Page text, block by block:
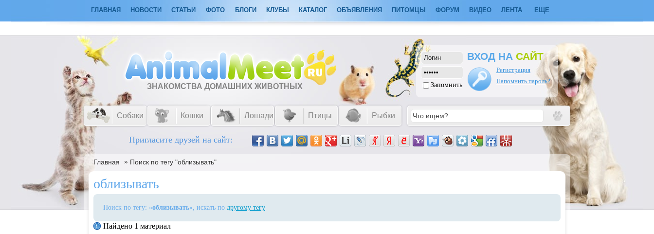
ГЛАВНАЯ НОВОСТИ СТАТЬИ ФОТО БЛОГИ КЛУБЫ КАТАЛОГ ОБЪЯВЛЕНИЯ ПИТОМЦЫ ФОРУМ ВИДЕО ЛЕНТА ЕЩЕ
ЗНАКОМСТВА ДОМАШНИХ ЖИВОТНЫХ Запомнить
ВХОД НА САЙТ
Регистрация
Напомнить пароль?
Собаки Кошки Лошади Птицы Рыбки
Пригласите друзей на сайт:
Главная » Поиск по тегу "облизывать"
облизывать
Поиск по тегу: «облизывать», искать по другому тегу
Найдено 1 материал